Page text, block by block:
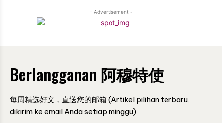
- Advertisement -
Berlangganan 阿穆特使
每周精选好文，直送您的邮箱 (Artikel pilihan terbaru,
dikirim ke email Anda setiap minggu)